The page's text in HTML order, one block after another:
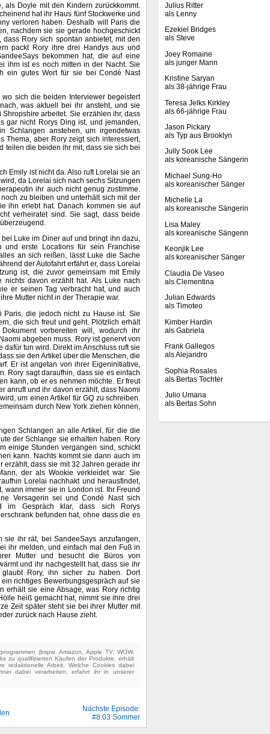
als Doyle mit den Kindern zurückkommt.
hat ihr Haus fünf Stockwerke und
verloren haben. Deshalb will Paris die
nachdem sie sie gerade hochgeschickt
Rory sich spontan anbietet, mit den
packt Rory ihre drei Handys aus und
bekommen hat, die auf eine
ihm ist es noch mitten in der Nacht. Sie
ein gutes Wort für sie bei Condé Nast
sich die beiden Interviewer begeistert
was aktuell bei ihr ansteht, und sie
arbeitet. Sie erzählen ihr, dass
gar nicht Rorys Ding ist, und jemanden,
Schlangen anstehen, um irgendetwas
Thema, aber Rory zeigt sich interessiert,
teilen die beiden ihr mit, dass sie sich bei
Emily ist nicht da. Also ruft Lorelai sie an
da Lorelai sich nach sechs Sitzungen
ihr auch nicht genug zustimme.
zu bleiben und unterhält sich mit der
ihn erlebt hat. Danach kommen sie auf
verheiratet sind. Sie sagt, dass beide
Luke im Diner auf und bringt ihn dazu,
erste Locations für sein Franchise
an sich reißen, lässt Luke die Sache
der Autofahrt erfährt er, dass Lorelai
ist, die zuvor gemeinsam mit Emily
nichts davon erzählt hat. Als Luke nach
er seinen Tag verbracht hat, und auch
Mutter nicht in der Therapie war.
die jedoch nicht zu Hause ist. Sie
die sich freut und geht. Plötzlich erhält
vorbereiten will, wodurch ihr
abgeben muss. Rory ist genervt von
tun wird. Direkt im Anschluss ruft sie
sie den Artikel über die Menschen, die
Er ist angetan von ihrer Eigeninitiative,
Rory sagt daraufhin, dass sie es einfach
kann, ob er es nehmen möchte. Er freut
anruft und ihr davon erzählt, dass Naomi
um einen Artikel für GQ zu schreiben.
durch New York ziehen können,
Schlangen an alle Artikel, für die die
der Schlange sie erhalten haben. Rory
einige Stunden vergangen sind, schickt
kann. Nachts kommt sie dann auch im
erzählt, dass sie mit 32 Jahren gerade ihr
der als Wookie verkleidet war. Sie
Lorelai nachhakt und herausfindet,
wann immer sie in London ist. Ihr Freund
Versagerin sei und Condé Nast sich
im Gespräch klar, dass sich Rorys
befunden hat, ohne dass die es
sie ihr rät, bei SandeeSays anzufangen,
ihr melden, und einfach mal den Fuß in
Mutter und besucht die Büros von
und ihr nachgestellt hat, dass sie ihr
Rory, ihn sicher zu haben. Dort
richtiges Bewerbungsgespräch auf sie
erhält sie eine Absage, was Rory richtig
heiß gemacht hat, nimmt sie ihre drei
Zeit später steht sie bei ihrer Mutter mit
zurück nach Hause zieht.
(bspw. Amazon, Apple TV, WOW,
zu qualifizierten Käufen der Produkte, erhält
redaktionelle Arbeit. Welche Cookies dabei
dabei verarbeiten, erfahrt ihr in unserer
Nächste Episode:
#8.03 Sommer
Julius Ritter
als Lenny
Ezekiel Bridges
als Steve
Joey Romaine
als junger Mann
Kristine Saryan
als 38-jährige Frau
Teresa Jelks Kirkley
als 66-jährige Frau
Jason Pickary
als Typ aus Brooklyn
Jully Sook Lee
als koreanische Sängerin
Michael Sung-Ho
als koreanischer Sänger
Michelle La
als koreanische Sängerin
Lisa Maley
als koreanische Sängerin
Keonjik Lee
als koreanischer Sänger
Claudia De Vaseo
als Clementina
Julian Edwards
als Timoteo
Kimber Hardin
als Gabriela
Frank Gallegos
als Alejandro
Sophia Rosales
als Bertas Tochter
Julio Umana
als Bertas Sohn